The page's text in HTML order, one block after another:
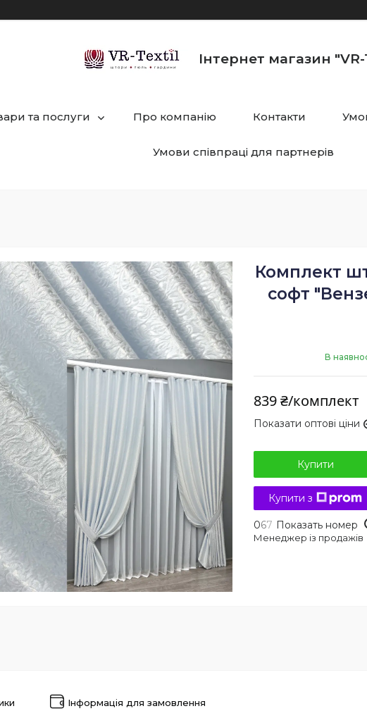
Інтернет магазин
та послуги Про компанію Контакти
Умови співпраці для партнерів
Комплект
софт
В
839 ₴/комплект
Показати оптові ціни
Купити
Купити з
067 Показать номер
Менеджер із продажів
Інформація для замовлення